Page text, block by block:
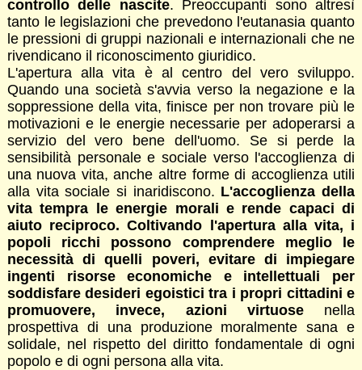
controllo delle nascite. Preoccupanti sono altresì
tanto le legislazioni che prevedono l'eutanasia quanto
le pressioni di gruppi nazionali e internazionali che ne
rivendicano il riconoscimento giuridico.
L'apertura alla vita è al centro del vero sviluppo.
Quando una società s'avvia verso la negazione e la
soppressione della vita, finisce per non trovare più le
motivazioni e le energie necessarie per adoperarsi a
servizio del vero bene dell'uomo. Se si perde la
sensibilità personale e sociale verso l'accoglienza di
una nuova vita, anche altre forme di accoglienza utili
alla vita sociale si inaridiscono. L'accoglienza della
vita tempra le energie morali e rende capaci di
aiuto reciproco. Coltivando l'apertura alla vita, i
popoli ricchi possono comprendere meglio le
necessità di quelli poveri, evitare di impiegare
ingenti risorse economiche e intellettuali per
soddisfare desideri egoistici tra i propri cittadini e
promuovere, invece, azioni virtuosenella
prospettiva di una produzione moralmente sana e
solidale, nel rispetto del diritto fondamentale di ogni
popolo e di ogni persona alla vita.